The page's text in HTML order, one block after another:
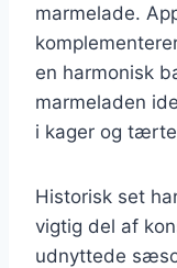
marmelade.
en harmonisk
marmeladen
i kager og
Historisk set
vigtig del af
udnyttede